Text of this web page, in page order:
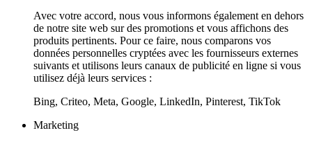
Avec votre accord, nous vous informons également en dehors
de notre site web sur des promotions et vous affichons des
produits pertinents. Pour ce faire, nous comparons vos
données personnelles cryptées avec les fournisseurs externes
suivants et utilisons leurs canaux de publicité en ligne si vous
utilisez déjà leurs services :
Bing, Criteo, Meta, Google, LinkedIn, Pinterest, TikTok
Marketing